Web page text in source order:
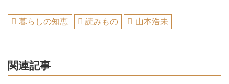
暮らしの知恵 読みもの 山本浩未
関連記事